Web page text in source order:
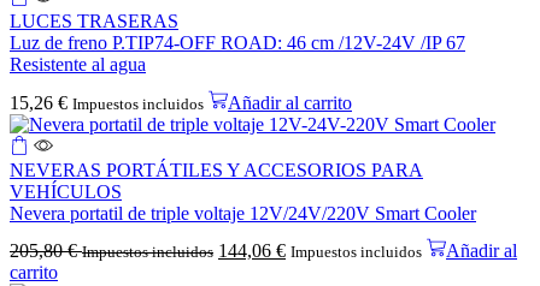
LUCES TRASERAS
Luz de freno P.TIP74-OFF ROAD: 46 cm /12V-24V /IP 67
Resistente al agua
15,26 € Impuestos incluidos Añadir al carrito
NEVERAS PORTÁTILES Y ACCESORIOS PARA
VEHÍCULOS
Nevera portatil de triple voltaje 12V/24V/220V Smart Cooler
205,80€ Impuestos incluidos 144,06 € Impuestos incluidos
Añadir al
carrito